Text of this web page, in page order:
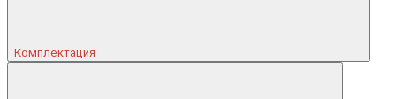
Комплектация